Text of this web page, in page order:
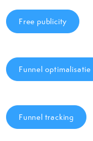
Free publicity
Funnel optimalisatie
Funnel tracking